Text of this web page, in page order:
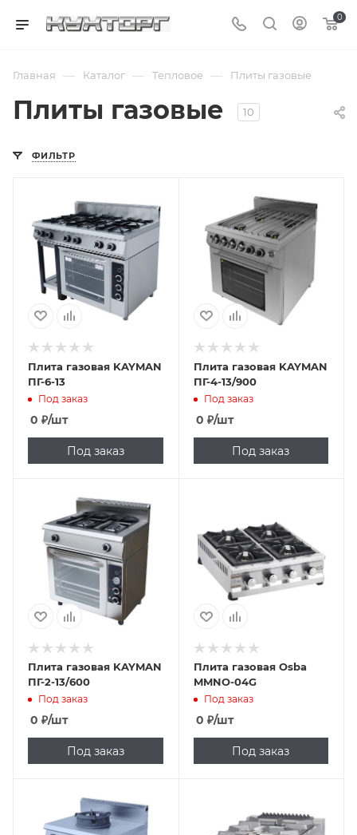
0
Главная — Каталог — Тепловое — Плиты газовые
Плиты газовые 10
ФИЛЬТР
Плита газовая KAYMAN
ПГ-6-13
Под заказ
0 ₽/шт
Под заказ
Плита газовая KAYMAN
ПГ-4-13/900
Под заказ
0 ₽/шт
Под заказ
Плита газовая KAYMAN
ПГ-2-13/600
Под заказ
0 ₽/шт
Под заказ
Плита газовая Osba
MMNO-04G
Под заказ
0 ₽/шт
Под заказ